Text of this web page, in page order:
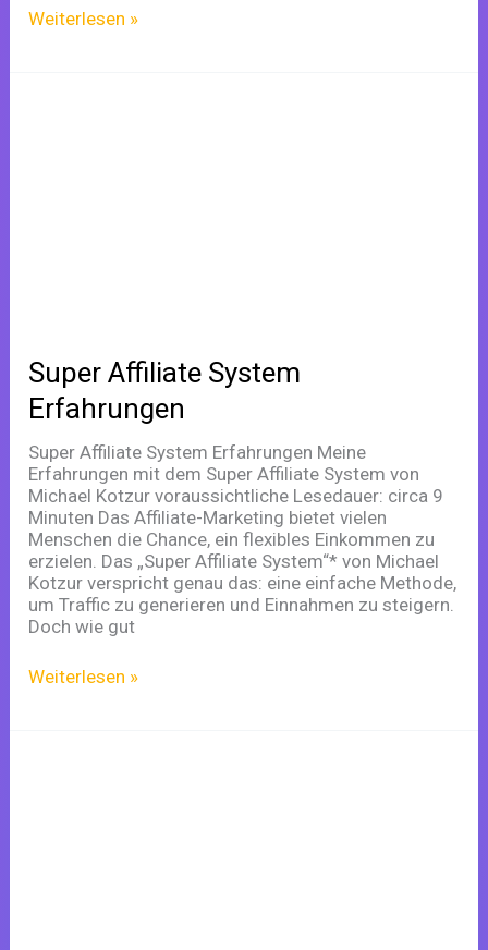
Weiterlesen »
Super Affiliate System
Erfahrungen
Super Affiliate System Erfahrungen Meine
Erfahrungen mit dem Super Affiliate System von
Michael Kotzur voraussichtliche Lesedauer: circa 9
Minuten Das Affiliate-Marketing bietet vielen
Menschen die Chance, ein flexibles Einkommen zu
erzielen. Das „Super Affiliate System“* von Michael
Kotzur verspricht genau das: eine einfache Methode,
um Traffic zu generieren und Einnahmen zu steigern.
Doch wie gut
Weiterlesen »